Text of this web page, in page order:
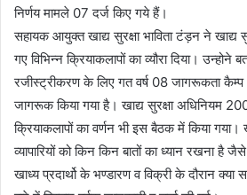
निर्णय मामले 07 दर्ज किए गये हैं।
सहायक आयुक्त खाद्य सुरक्षा भाविता टंड़न ने खाद्य
गए विभिन्न क्रियाकलापों का व्यौरा दिया। उन्होने
रजीस्ट्रीकरण के लिए गत वर्ष 08 जागरूकता
जागरूक किया गया है। खाद्य सुरक्षा अधिनियम
क्रियाकलापों का वर्णन भी इस बैठक में किया गया।
व्यापारियों को किन किन बातों का ध्यान रखना है
खाध्य प्रदार्थो के भण्डारण व विक्री के दौरान क्या